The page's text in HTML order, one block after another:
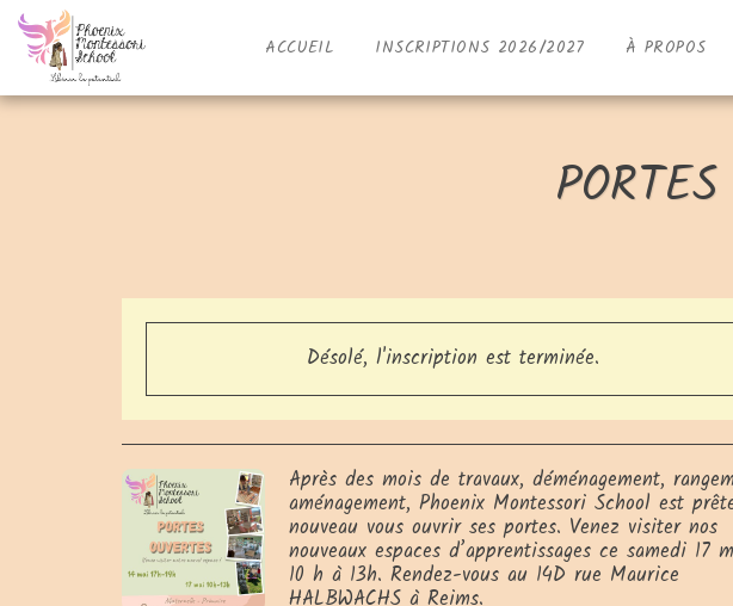
ACCUEIL INSCRIPTIONS 2026/2027 À PROPOS
Désolé, l'inscription est terminée.
Après des mois de travaux, déménagement,
aménagement, Phoenix Montessori School est
nouveau vous ouvrir ses portes. Venez visiter nos
nouveaux espaces d’apprentissages ce samedi 17
10 h à 13h. Rendez-vous au 14D rue Maurice
HALBWACHS à Reims.